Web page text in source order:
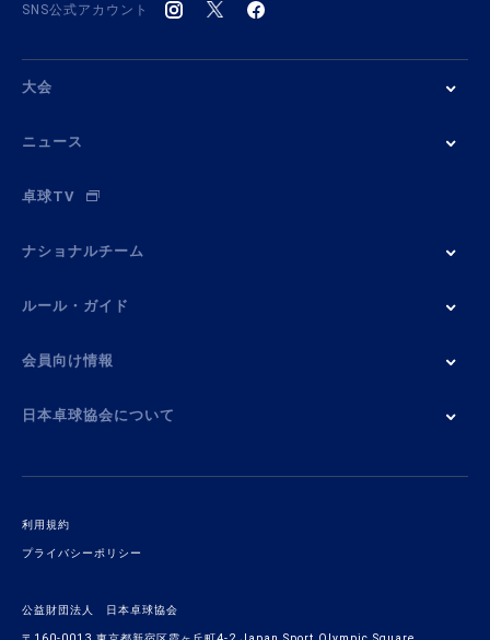
SNS公式アカウント
大会
ニュース
卓球TV
ナショナルチーム
ルール・ガイド
会員向け情報
日本卓球協会について
利用規約
プライバシーポリシー
公益財団法人 日本卓球協会